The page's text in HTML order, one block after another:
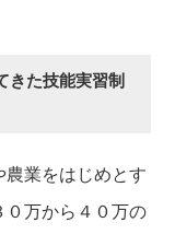
きた技能実習制
業をはじめとす
万から４０万の